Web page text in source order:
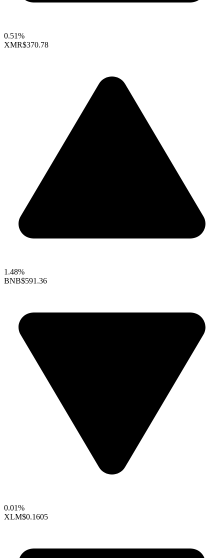
0.51%
XMR$370.78
1.48%
BNB$591.36
0.01%
XLM$0.1605